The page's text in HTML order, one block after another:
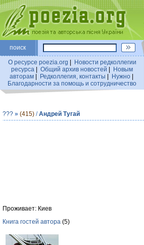
поиск
О ресурсе poezia.org
Новости редколлегии
ресурса
Общий архив новостей
Новым
авторам| Редколлегия, контакты Нужно|
Благодарности за помощь и сотрудничество
??? » (415) /Андрей Тугай
Проживает: Киев
Книга гостей автора (5)